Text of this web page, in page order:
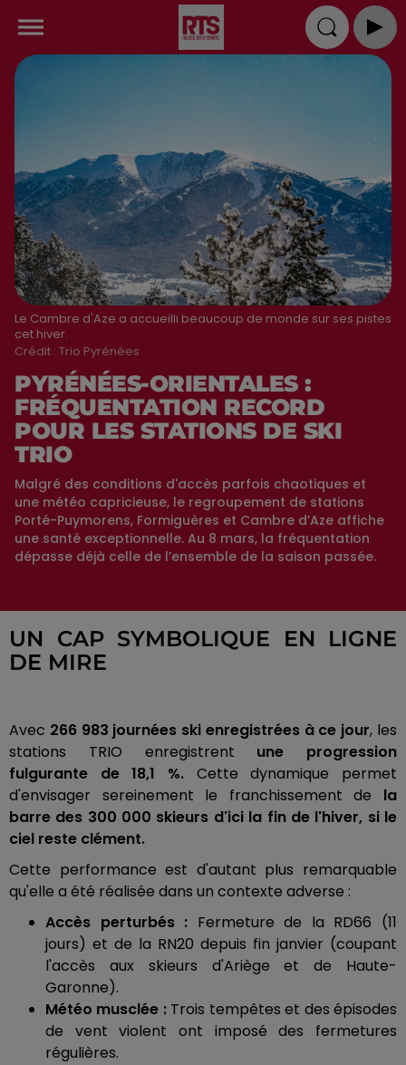
Le Cambre d'Aze a accueilli beaucoup de monde sur ses pistes
cet hiver.
Crédit : Trio Pyrénées
PYRÉNÉES-ORIENTALES :
FRÉQUENTATION RECORD
POUR LES STATIONS DE SKI
TRIO
Malgré des conditions d'accès parfois chaotiques et
une météo capricieuse, le regroupement de stations
Porté-Puymorens, Formiguères et Cambre d’Aze affiche
une santé exceptionnelle. Au 8 mars, la fréquentation
dépasse déjà celle de l’ensemble de la saison passée.
UN CAP SYMBOLIQUE EN LIGNE
DE MIRE
Avec 266 983 journées ski enregistrées à ce jour, les
stations TRIO enregistrent une progression
fulgurante de 18,1 %. Cette dynamique permet
d'envisager sereinement le franchissement de la
barre des 300 000 skieurs d'ici la fin de l'hiver, si le
ciel reste clément.
Cette performance est d'autant plus remarquable
qu'elle a été réalisée dans un contexte adverse :
Accès perturbés : Fermeture de la RD66 (11
jours) et de la RN20 depuis fin janvier (coupant
l'accès aux skieurs d'Ariège et de Haute-
Garonne).
Météo musclée :Trois tempêtes et des épisodes
de vent violent ont imposé des fermetures
régulières.